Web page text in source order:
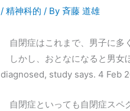
/ 精神科的 / By 斉藤 道雄
自閉症はこれまで、男子に多
しかし、おとなになると男
diagnosed, study says. 4 Feb
自閉症といっても自閉症スペ